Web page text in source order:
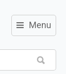
≡ Menu